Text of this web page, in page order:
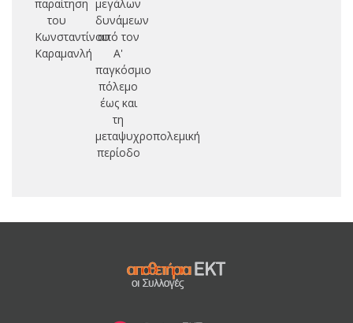
παραίτηση
του
Κωνσταντίνου
Καραμανλή
μεγάλων
δυνάμεων
από τον
Α'
παγκόσμιο
πόλεμο
έως και
τη
μεταψυχροπολεμική
περίοδο